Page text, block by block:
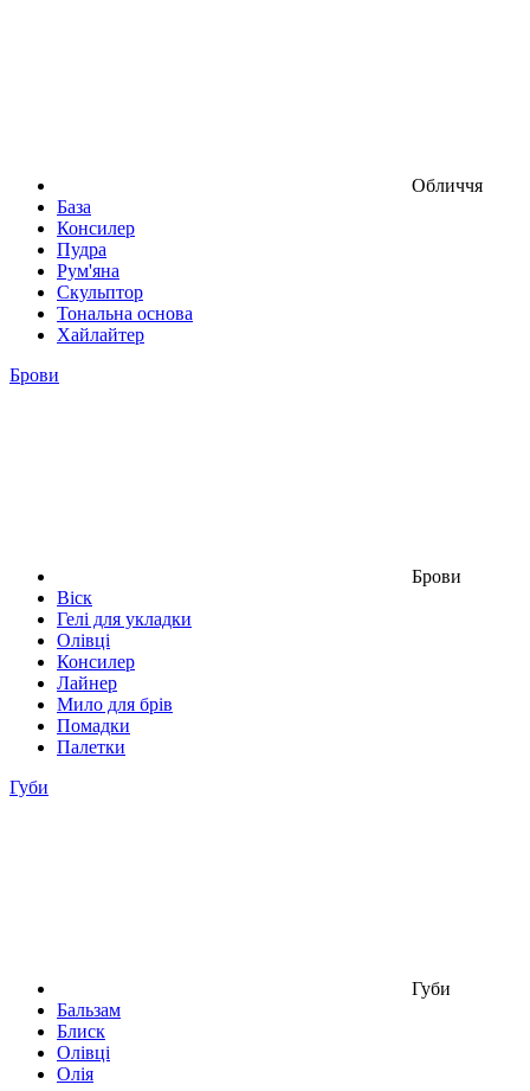
Обличчя
База
Консилер
Пудра
Рум'яна
Скульптор
Тональна основа
Хайлайтер
Брови
Брови
Віск
Гелі для укладки
Олівці
Консилер
Лайнер
Мило для брів
Помадки
Палетки
Губи
Губи
Бальзам
Блиск
Олівці
Олія